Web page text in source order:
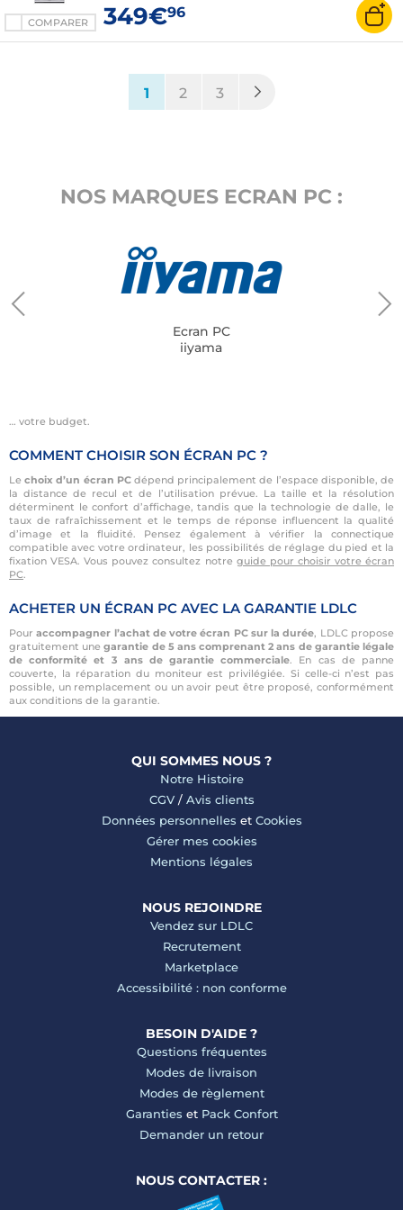
COMPARER 349€96
1(current)
2 3
NOS MARQUES ECRAN PC :
Ecran PC
iiyama
… votre budget.
COMMENT CHOISIR SON ÉCRAN PC ?
Lechoix d’un écran PCdépend principalement de l’espace disponible, de
la distance de recul et de l’utilisation prévue. La taille et la résolution
déterminent le confort d’affichage, tandis que la technologie de dalle, le
taux de rafraîchissement et le temps de réponse influencent la qualité
d’image et la fluidité. Pensez également à vérifier la connectique
compatible avec votre ordinateur, les possibilités de réglage du pied et la
fixation VESA. Vous pouvez consultez notre guide pour choisir votre écran
PC.
ACHETER UN ÉCRAN PC AVEC LA GARANTIE LDLC
Pouraccompagner l’achat de votre écran PC sur la durée, LDLC propose
gratuitement unegarantie de 5 ans comprenant 2 ans de garantie légale
de conformité et 3 ans de garantie commerciale. En cas de panne
couverte, la réparation du moniteur est privilégiée. Si celle-ci n’est pas
possible, un remplacement ou un avoir peut être proposé, conformément
aux conditions de la garantie.
QUI SOMMES NOUS ?
Notre Histoire
CGV/ Avis clients
Données personnelles et Cookies
Gérer mes cookies
Mentions légales
NOUS REJOINDRE
Vendez sur LDLC
Recrutement
Marketplace
Accessibilité : non conforme
BESOIN D'AIDE ?
Questions fréquentes
Modes de livraison
Modes de règlement
Garanties et Pack Confort
Demander un retour
NOUS CONTACTER :